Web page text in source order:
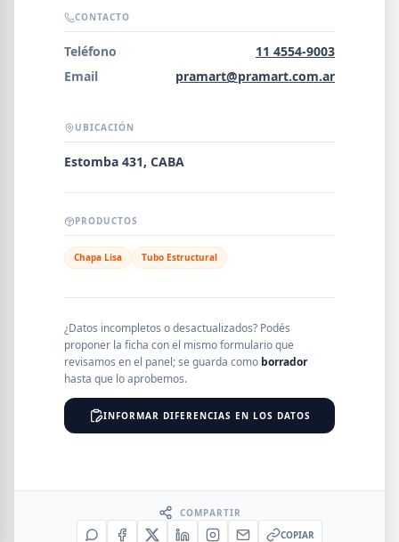
Error al cargar empresas.
NOMBRE
SEGMENTO
PROVINCIA
CONTACTO
Teléfono
11 4554-9003
Email
pramart@pramart.com.ar
UBICACIÓN
Estomba 431, CABA
PRODUCTOS
Chapa Lisa Tubo Estructural
¿Datos incompletos o desactualizados? Podés
proponer la ficha con el mismo formulario que
revisamos en el panel; se guarda como borrador
hasta que lo aprobemos.
INFORMAR DIFERENCIAS EN LOS DATOS
COMPARTIR
COPIAR